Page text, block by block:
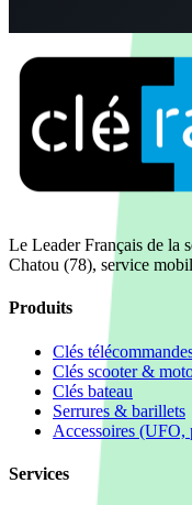
Le Leader Français de la
Chatou (78), service
Produits
Clés
Clés scooter &
Clés bateau
Serrures & barillets
Accessoires (UFO,
Services